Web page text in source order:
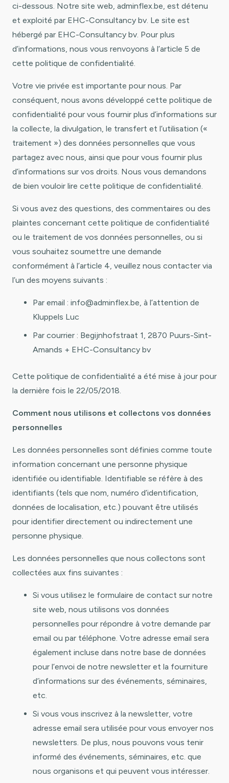
ci-dessous. Notre site web, adminflex.be, est détenu
et exploité par EHC-Consultancy bv. Le site est
hébergé par EHC-Consultancy bv. Pour plus
d’informations, nous vous renvoyons à l’article 5 de
cette politique de confidentialité.
Votre vie privée est importante pour nous. Par
conséquent, nous avons développé cette politique de
confidentialité pour vous fournir plus d’informations sur
la collecte, la divulgation, le transfert et l’utilisation («
traitement ») des données personnelles que vous
partagez avec nous, ainsi que pour vous fournir plus
d’informations sur vos droits. Nous vous demandons
de bien vouloir lire cette politique de confidentialité.
Si vous avez des questions, des commentaires ou des
plaintes concernant cette politique de confidentialité
ou le traitement de vos données personnelles, ou si
vous souhaitez soumettre une demande
conformément à l’article 4, veuillez nous contacter via
l’un des moyens suivants :
Par email : info@adminflex.be , à l’attention de
Kluppels Luc
Par courrier : Begijnhofstraat 1, 2870 Puurs-Sint-
Amands + EHC-Consultancy bv
Cette politique de confidentialité a été mise à jour pour
la dernière fois le 22/05/2018.
Comment nous utilisons et collectons vos données
personnelles
Les données personnelles sont définies comme toute
information concernant une personne physique
identifiée ou identifiable. Identifiable se réfère à des
identifiants (tels que nom, numéro d’identification,
données de localisation, etc.) pouvant être utilisés
pour identifier directement ou indirectement une
personne physique.
Les données personnelles que nous collectons sont
collectées aux fins suivantes :
Si vous utilisez le formulaire de contact sur notre
site web, nous utilisons vos données
personnelles pour répondre à votre demande par
email ou par téléphone. Votre adresse email sera
également incluse dans notre base de données
pour l’envoi de notre newsletter et la fourniture
d’informations sur des événements, séminaires,
etc.
Si vous vous inscrivez à la newsletter, votre
adresse email sera utilisée pour vous envoyer nos
newsletters. De plus, nous pouvons vous tenir
informé des événements, séminaires, etc. que
nous organisons et qui peuvent vous intéresser.